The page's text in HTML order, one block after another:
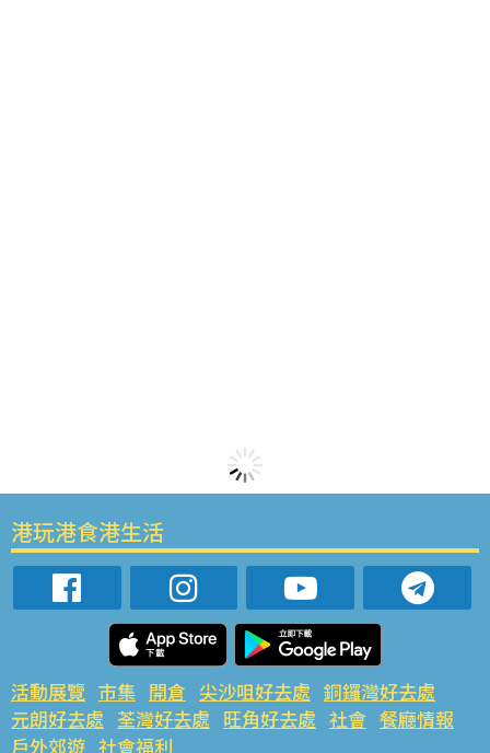
港玩港食港生活
活動展覽 市集 開倉 尖沙咀好去處 銅鑼灣好去處
元朗好去處 荃灣好去處 旺角好去處 社會 餐廳情報
戶外郊遊 社會福利